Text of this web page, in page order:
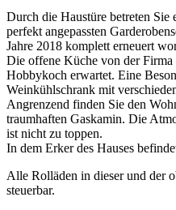
Durch die Haustüre betreten
perfekt angepassten
Jahre 2018 komplett erneuert
Die offene Küche von der
Hobbykoch erwartet. Eine
Weinkühlschrank mit
Angrenzend finden Sie den
traumhaften Gaskamin. Die
ist nicht zu toppen.
In dem Erker des Hauses
Alle Rolläden in dieser und der
steuerbar.